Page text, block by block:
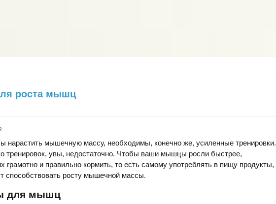
роста мышц
нарастить мышечную массу, необходимы, конечно же, усиленные тренировки.
тренировок, увы, недостаточно. Чтобы ваши мышцы росли быстрее,
грамотно и правильно кормить, то есть самому употреблять в пищу продукты,
способствовать росту мышечной массы.
для мышц